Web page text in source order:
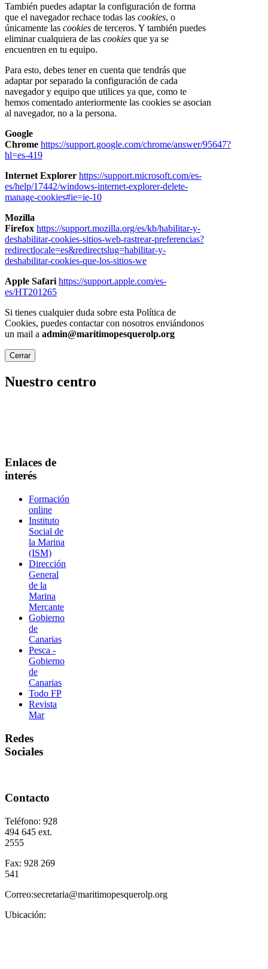
También puedes adaptar la configuración de forma
que el navegador rechace todas las cookies, o
únicamente las cookies de terceros. Y también puedes
eliminar cualquiera de las cookies que ya se
encuentren en tu equipo.
Para esto, debes tener en cuenta que tendrás que
adaptar por separado la configuración de cada
navegador y equipo que utilices ya que, como te
hemos comentado anteriormente las cookies se asocian
al navegador, no a la persona.
Google
Chrome https://support.google.com/chrome/answer/95647?
hl=es-419
Internet Explorer https://support.microsoft.com/es-
es/help/17442/windows-internet-explorer-delete-
manage-cookies#ie=ie-10
Mozilla
Firefox https://support.mozilla.org/es/kb/habilitar-y-
deshabilitar-cookies-sitios-web-rastrear-preferencias?
redirectlocale=es&redirectslug=habilitar-y-
deshabilitar-cookies-que-los-sitios-we
Apple Safari https://support.apple.com/es-
es/HT201265
Si tienes cualquier duda sobre esta Política de
Cookies, puedes contactar con nosotros enviándonos
un mail a admin@maritimopesquerolp.org
Cerrar
Nuestro centro
Enlaces de
interés
Formación
online
Instituto
Social de
la Marina
(ISM)
Dirección
General
de la
Marina
Mercante
Gobierno
de
Canarias
Pesca -
Gobierno
de
Canarias
Todo FP
Revista
Mar
Redes
Sociales
Contacto
Teléfono: 928
494 645 ext.
2555
Fax: 928 269
541
Correo:secretaria@maritimopesquerolp.org
Ubicación: